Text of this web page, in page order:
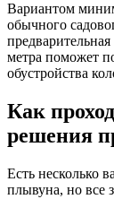
Вариантом
обычного
метра поможет
обустройства
Как
решения
Есть несколько
плывуна, но все